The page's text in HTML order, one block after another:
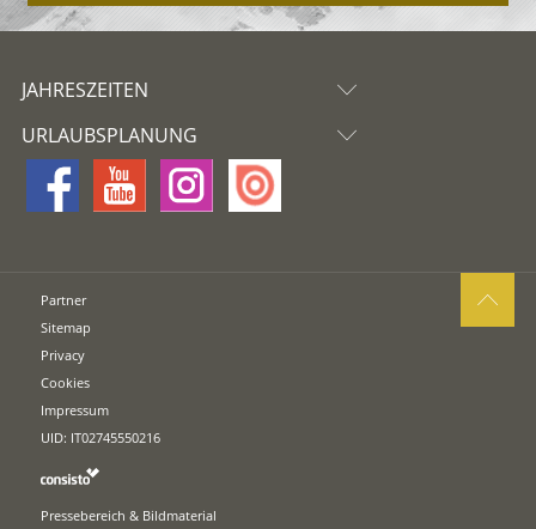
JAHRESZEITEN
URLAUBSPLANUNG
Partner
Sitemap
Privacy
Cookies
Impressum
UID: IT02745550216
Pressebereich & Bildmaterial